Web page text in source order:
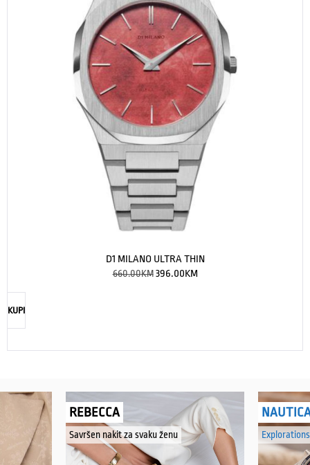
D1 MILANO ULTRA THIN
660.00KM 396.00KM
KUPI
REBECCA
Savršen nakit za svaku ženu